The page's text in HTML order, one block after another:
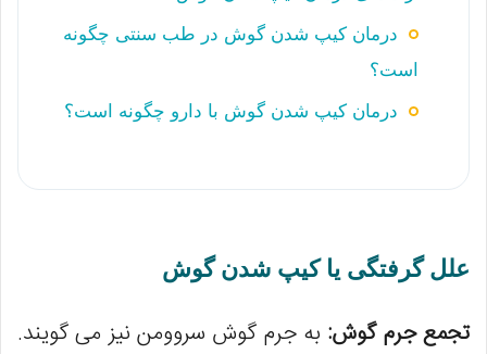
درمان کیپ شدن گوش در طب سنتی چگونه
است؟
درمان کیپ شدن گوش با دارو چگونه است؟
علل گرفتگی یا کیپ شدن گوش‌
تجمع جرم گوش: به جرم گوش سروومن نیز می گویند.